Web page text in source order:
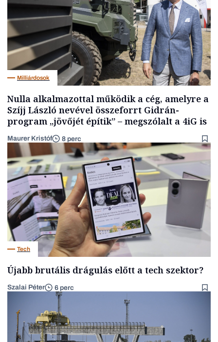
Milliárdosok
Nulla alkalmazottal működik a cég, amelyre a
Szíjj László nevével összeforrt Gidrán-
program „jövőjét építik” – megszólalt a 4iG is
Maurer Kristóf 8 perc
Tech
Újabb brutális drágulás előtt a tech szektor?
Szalai Péter 6 perc